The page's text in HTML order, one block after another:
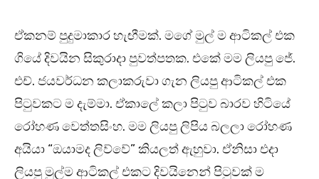
ඒකනම් පුදුමාකාර හැඟීමක්. මගේ මුල් ම ආටිකල් එක
ගියේ දිවයින සිකුරාදා පුවත්පතක. එකේ මම ලියපු ජේ.
එච්. ජයවර්ධන කලාකරුවා ගැන ලියපු ආටිකල් එක
පිටුවකට ම දැම්මා. ඒකාලේ කලා පිටුව බාරව හිටියේ
රෝහණ වෙත්තසිංහ. මම ලියපු ලිපිය බලලා රෝහණ
අයියා “ඔයාමද ලිව්වේ” කියලත් ඇහුවා. ඒනිසා එදා
ලියපු මුල්ම ආටිකල් එකට දිවයිනෙන් පිටුවක් ම